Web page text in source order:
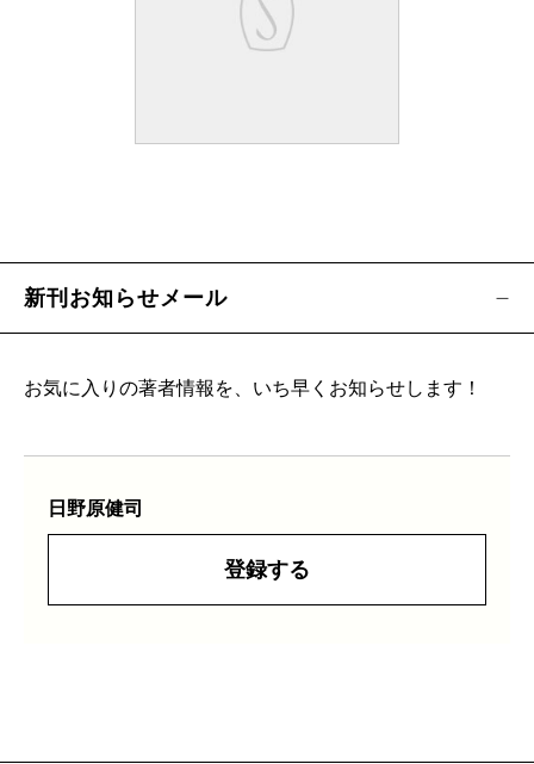
新刊お知らせメール
お気に入りの著者情報を、いち早くお知らせします！
日野原健司
登録する